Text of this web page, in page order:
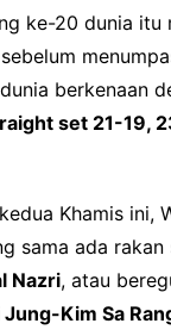
ke-20 dunia itu
berkenaan
set 21-19,
Khamis ini,
sama ada rakan
Nazri, atau
Jung-Kim Sa